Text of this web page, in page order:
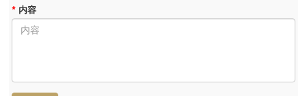
* 内容